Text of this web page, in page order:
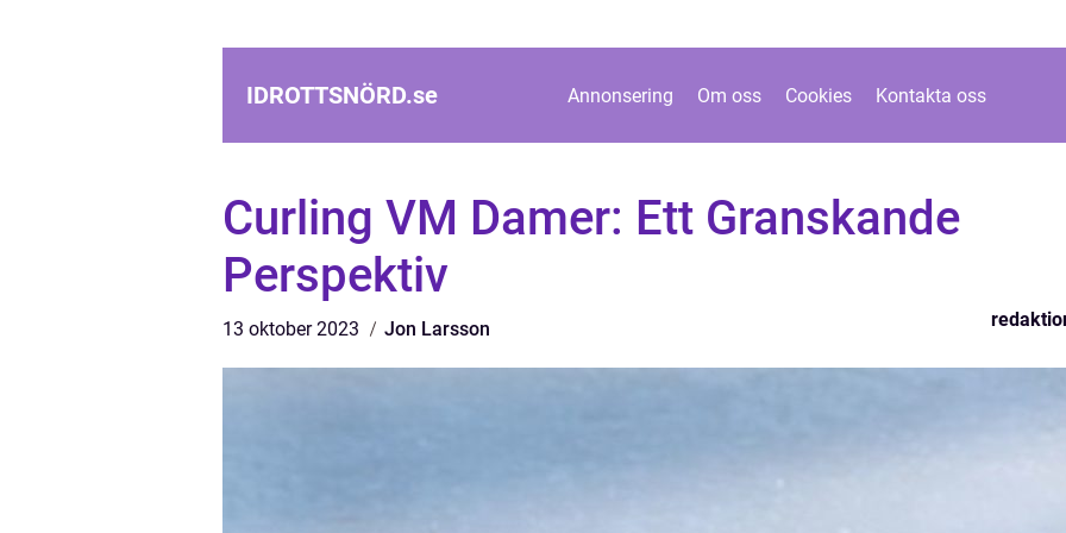
IDROTTSNÖRD.se Annonsering Om oss Cookies Kontakta oss
Curling VM Damer: Ett Granskande
Perspektiv
13 oktober 2023 Jon Larsson